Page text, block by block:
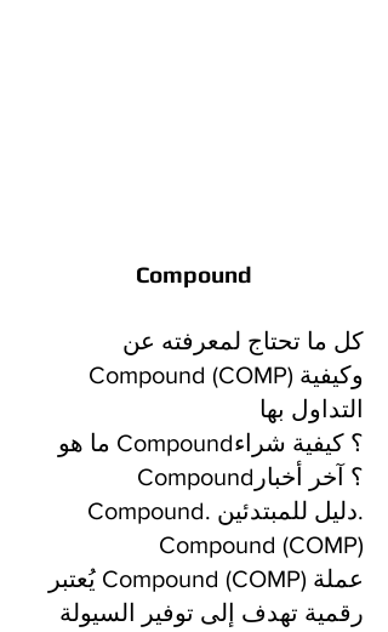
Compound
كل ما تحتاج لمعرفته عن
Compound (COMP) وكيفية
التداول بها
ما هو Compound؟ كيفية شراء
Compound؟ آخر أخبار
Compound. دليل للمبتدئين.
Compound (COMP)
يُعتبر Compound (COMP) عملة
رقمية تهدف إلى توفير السيولة